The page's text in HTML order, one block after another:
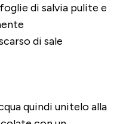
di salvia pulite e
di sale
quindi unitelo alla